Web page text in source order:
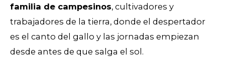
familia de campesinos, cultivadores y
trabajadores de la tierra, donde el despertador
es el canto del gallo y las jornadas empiezan
desde antes de que salga el sol.